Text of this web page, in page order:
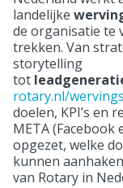
landelijke
de organisatie te
trekken. Van
storytelling
tot
rotary.nl/
doelen, KPI’s en
META
opgezet, welke
kunnen
van Rotary in